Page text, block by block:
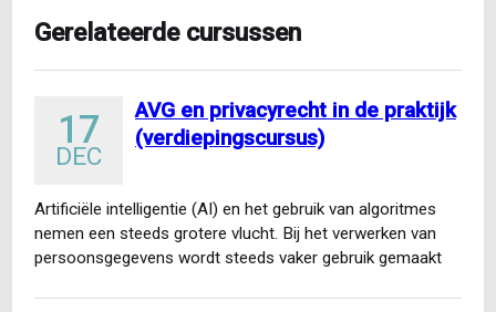
Gerelateerde cursussen
17
DEC
AVG en privacyrecht in de praktijk
(verdiepingscursus)
Artificiële intelligentie (AI) en het gebruik van algoritmes
nemen een steeds grotere vlucht. Bij het verwerken van
persoonsgegevens wordt steeds vaker gebruik gemaakt